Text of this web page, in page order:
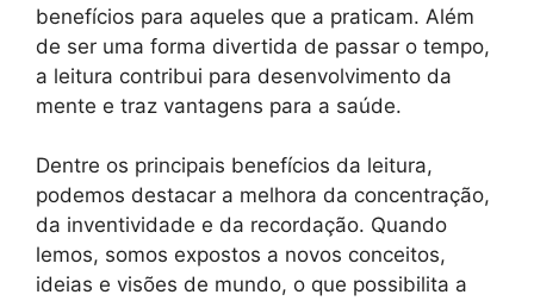
benefícios para aqueles que a praticam. Além
de ser uma forma divertida de passar o tempo,
a leitura contribui para desenvolvimento da
mente e traz vantagens para a saúde.
Dentre os principais benefícios da leitura,
podemos destacar a melhora da concentração,
da inventividade e da recordação. Quando
lemos, somos expostos a novos conceitos,
ideias e visões de mundo, o que possibilita a